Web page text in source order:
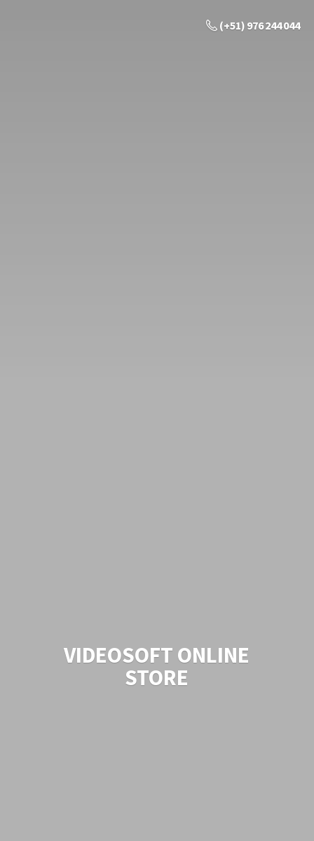
(+51) 976 244 044
VIDEOSOFT ONLINE
STORE